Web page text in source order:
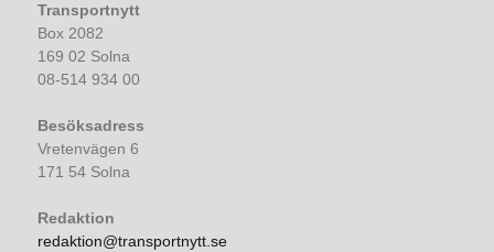
Transportnytt
Box 2082
169 02 Solna
08-514 934 00
Besöksadress
Vretenvägen 6
171 54 Solna
Redaktion
redaktion@transportnytt.se